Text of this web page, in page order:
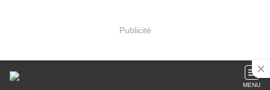
Publicité
MENU